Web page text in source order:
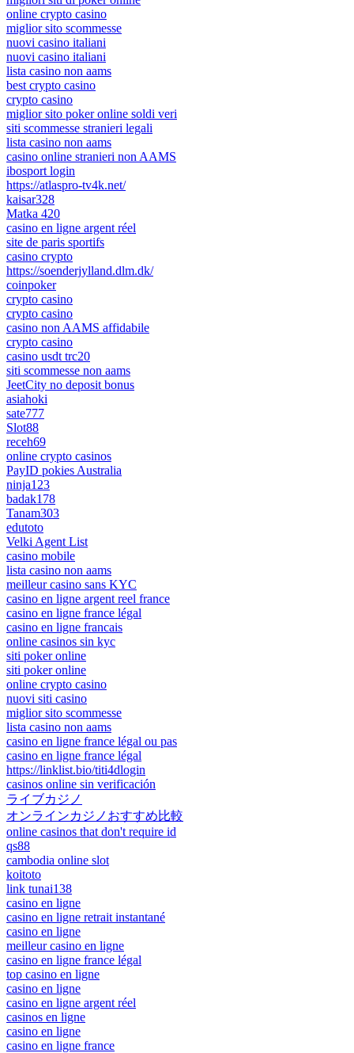
online crypto casino
miglior sito scommesse
nuovi casino italiani
nuovi casino italiani
lista casino non aams
best crypto casino
crypto casino
miglior sito poker online soldi veri
siti scommesse stranieri legali
lista casino non aams
casino online stranieri non AAMS
ibosport login
https://atlaspro-tv4k.net/
kaisar328
Matka 420
casino en ligne argent réel
site de paris sportifs
casino crypto
https://soenderjylland.dlm.dk/
coinpoker
crypto casino
crypto casino
casino non AAMS affidabile
crypto casino
casino usdt trc20
siti scommesse non aams
JeetCity no deposit bonus
asiahoki
sate777
Slot88
receh69
online crypto casinos
PayID pokies Australia
ninja123
badak178
Tanam303
edutoto
Velki Agent List
casino mobile
lista casino non aams
meilleur casino sans KYC
casino en ligne argent reel france
casino en ligne france légal
casino en ligne francais
online casinos sin kyc
siti poker online
siti poker online
online crypto casino
nuovi siti casino
miglior sito scommesse
lista casino non aams
casino en ligne france légal ou pas
casino en ligne france légal
https://linklist.bio/titi4dlogin
casinos online sin verificación
ライブカジノ
オンラインカジノおすすめ比較
online casinos that don't require id
qs88
cambodia online slot
koitoto
link tunai138
casino en ligne
casino en ligne retrait instantané
casino en ligne
meilleur casino en ligne
casino en ligne france légal
top casino en ligne
casino en ligne
casino en ligne argent réel
casinos en ligne
casino en ligne
casino en ligne france